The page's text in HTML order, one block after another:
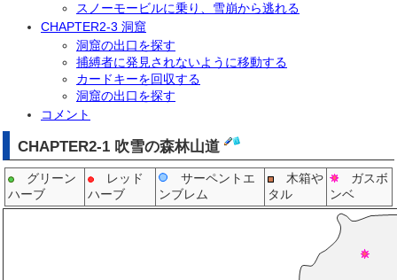
スノーモービルに乗り、雪崩から逃れる
CHAPTER2-3 洞窟
洞窟の出口を探す
捕縛者に発見されないように移動する
カードキーを回収する
洞窟の出口を探す
コメント
CHAPTER2-1 吹雪の森林山道
グリーン
ハーブ
レッド
ハーブ
サーペントエ
ンブレム
木箱や
タル
ガスボ
ンベ